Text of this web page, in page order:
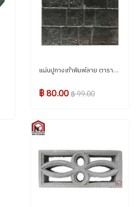
แผ่นปูทางเท้าพิมพ์ลาย ตารางไม่เท่า สีดำ
฿ 80.00฿ 99.00